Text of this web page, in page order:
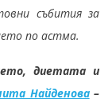
събития за
по астма.
диетата и
Найденова–